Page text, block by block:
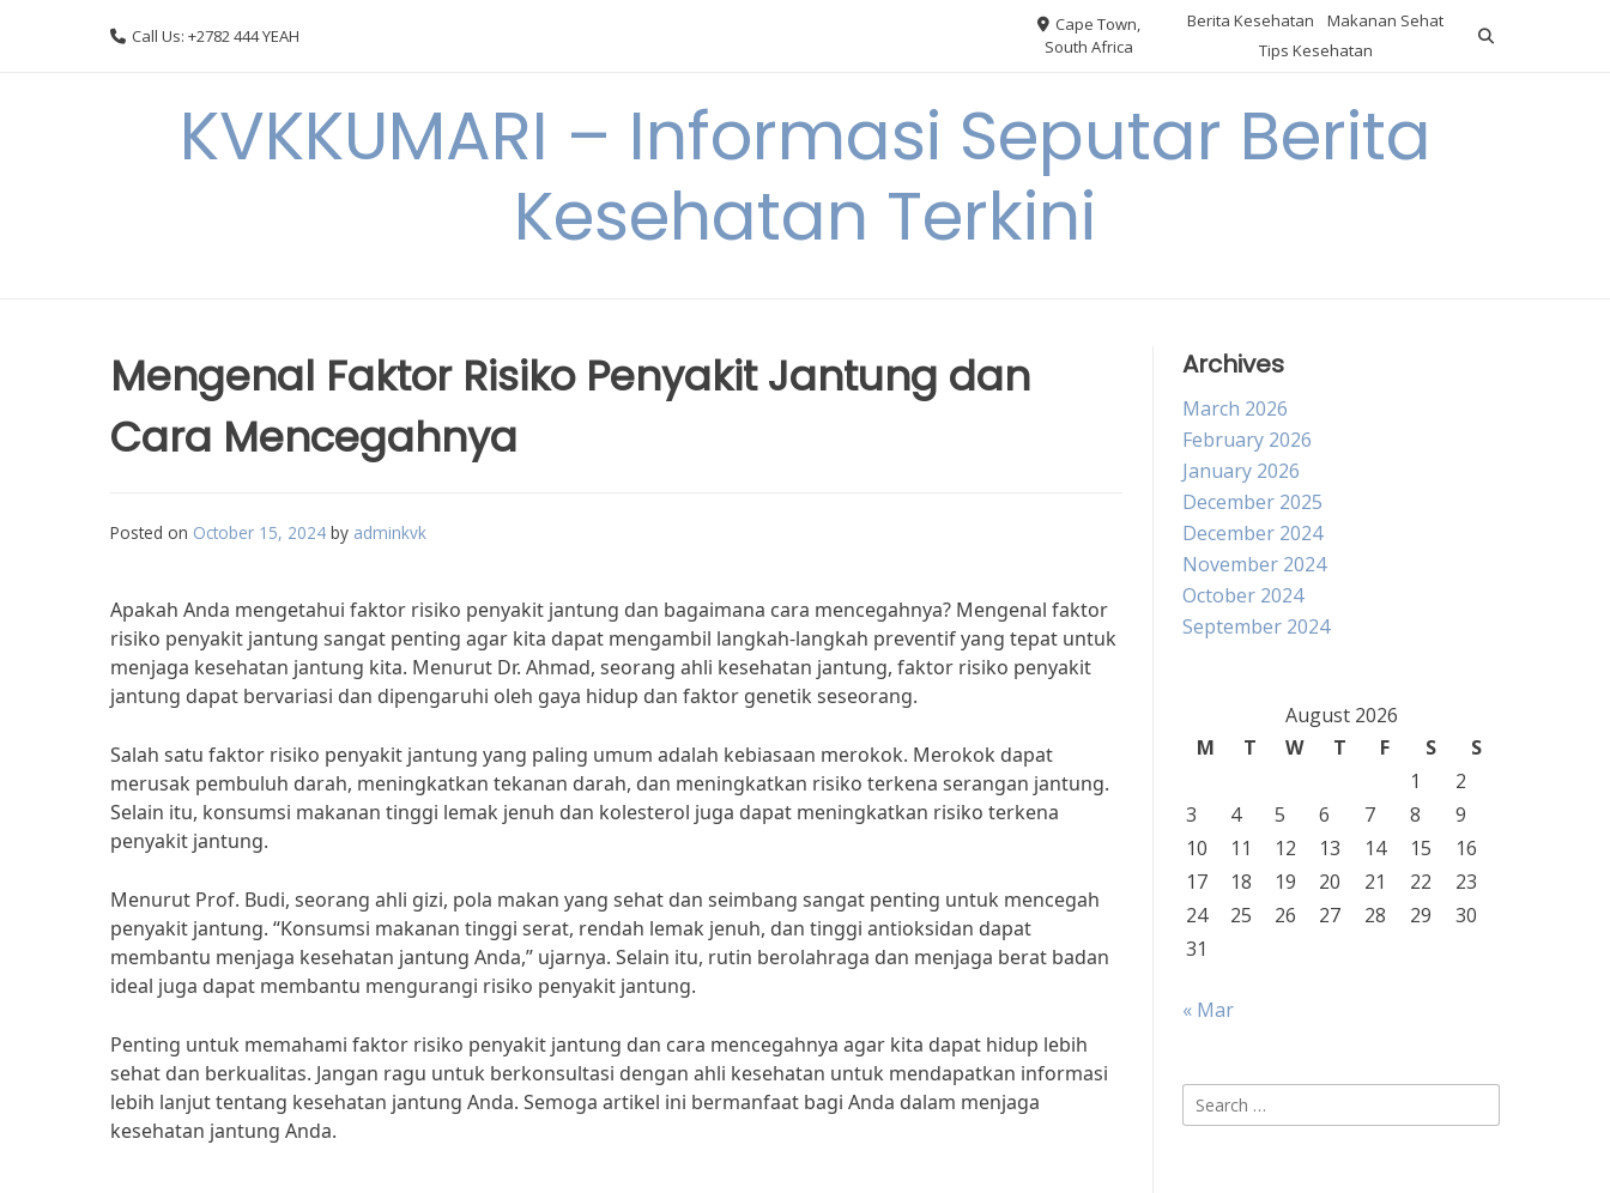
Call Us: +2782 444 YEAH
Cape Town,
South Africa
Berita Kesehatan
Makanan Sehat
Tips Kesehatan
KVKKUMARI – Informasi Seputar Berita
Kesehatan Terkini
Mengenal Faktor Risiko Penyakit Jantung dan
Cara Mencegahnya
Posted on October 15, 2024 by adminkvk
Apakah Anda mengetahui faktor risiko penyakit jantung dan bagaimana cara mencegahnya? Mengenal faktor
risiko penyakit jantung sangat penting agar kita dapat mengambil langkah-langkah preventif yang tepat untuk
menjaga kesehatan jantung kita. Menurut Dr. Ahmad, seorang ahli kesehatan jantung, faktor risiko penyakit
jantung dapat bervariasi dan dipengaruhi oleh gaya hidup dan faktor genetik seseorang.
Salah satu faktor risiko penyakit jantung yang paling umum adalah kebiasaan merokok. Merokok dapat
merusak pembuluh darah, meningkatkan tekanan darah, dan meningkatkan risiko terkena serangan jantung.
Selain itu, konsumsi makanan tinggi lemak jenuh dan kolesterol juga dapat meningkatkan risiko terkena
penyakit jantung.
Menurut Prof. Budi, seorang ahli gizi, pola makan yang sehat dan seimbang sangat penting untuk mencegah
penyakit jantung. “Konsumsi makanan tinggi serat, rendah lemak jenuh, dan tinggi antioksidan dapat
membantu menjaga kesehatan jantung Anda,” ujarnya. Selain itu, rutin berolahraga dan menjaga berat badan
ideal juga dapat membantu mengurangi risiko penyakit jantung.
Penting untuk memahami faktor risiko penyakit jantung dan cara mencegahnya agar kita dapat hidup lebih
sehat dan berkualitas. Jangan ragu untuk berkonsultasi dengan ahli kesehatan untuk mendapatkan informasi
lebih lanjut tentang kesehatan jantung Anda. Semoga artikel ini bermanfaat bagi Anda dalam menjaga
kesehatan jantung Anda.
Archives
March 2026
February 2026
January 2026
December 2025
December 2024
November 2024
October 2024
September 2024
August 2026
M
T W T F S
S
1
2
3
4 5 6 7 8
9
10
11 12 13 14 15
16
17
18 19 20 21 22
23
24
25 26 27 28 29
30
31
« Mar
Search
for: